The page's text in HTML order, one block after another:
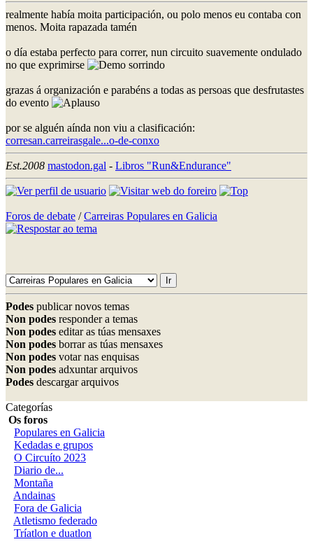
realmente había moita participación, ou polo menos eu contaba con
menos. Moita rapazada tamén
o día estaba perfecto para correr, nun circuito suavemente ondulado
no que exprimirse
grazas á organización e parabéns a todas as persoas que desfrutastes
do evento
por se alguén aínda non viu a clasificación:
corresan.carreirasgale...o-de-conxo
Est.2008 mastodon.gal - Libros "Run&Endurance"
Foros de debate /Carreiras Populares en Galicia
Podes publicar novos temas
Non podes responder a temas
Non podes editar as túas mensaxes
Non podes borrar as túas mensaxes
Non podes votar nas enquisas
Non podes adxuntar arquivos
Podes descargar arquivos
Categorías
Os foros
Populares en Galicia
Kedadas e grupos
O Circuíto 2023
Diario de...
Montaña
Andainas
Fora de Galicia
Atletismo federado
Tríatlon e duatlon